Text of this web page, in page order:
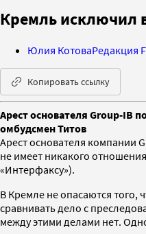
Кремль исключил
Юлия КотоваРедакция
Копировать ссылку
Арест основателя Group-IB
омбудсмен Титов
Арест основателя компании
не имеет никакого
«Интерфаксу»).
В Кремле не опасаются того,
сравнивать дело с
между этими делами нет.